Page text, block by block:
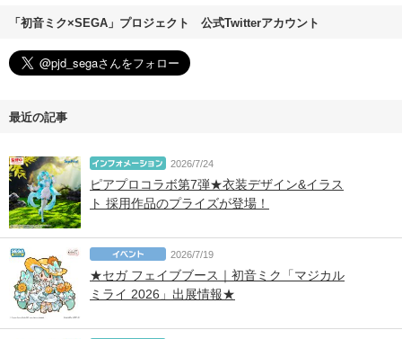
「初音ミク×SEGA」プロジェクト 公式Twitterアカウント
最近の記事
2026/7/24
ピアプロコラボ第7弾★衣装デザイン&イラス
ト 採用作品のプライズが登場！
2026/7/19
★セガ フェイブブース｜初音ミク「マジカル
ミライ 2026」出展情報★